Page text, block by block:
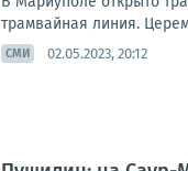
трамвайная линия.
СМИ 02.05.2023, 20:12